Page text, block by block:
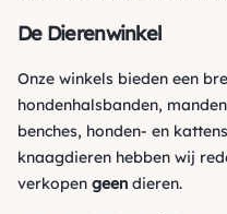
De Dierenwinkel
Onze winkels bieden een
hondenhalsbanden,
benches, honden- en
knaagdieren hebben wij
verkopen geen dieren.